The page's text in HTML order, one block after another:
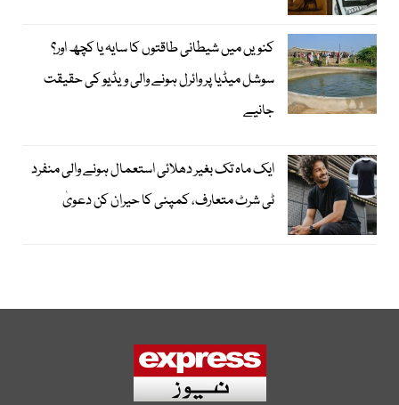
کنویں میں شیطانی طاقتوں کا سایہ یا کچھ اور؟
سوشل میڈیا پر وائرل ہونے والی ویڈیو کی حقیقت
جانیے
ایک ماہ تک بغیر دھلائی استعمال ہونے والی منفرد
ٹی شرٹ متعارف، کمپنی کا حیران کن دعویٰ